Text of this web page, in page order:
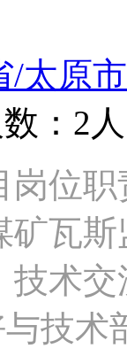
/太原市
：2人
位
矿瓦
技术
技术